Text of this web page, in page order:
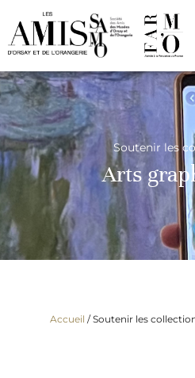
Soutenir les
Arts
Accueil / Soutenir les